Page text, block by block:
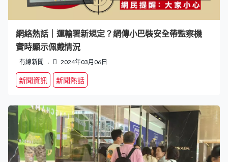
網絡熱話｜運輸署新規定？網傳小巴裝安全帶監察機
實時顯示佩戴情況
有線新聞 2024年03月06日
新聞資訊 新聞熱話